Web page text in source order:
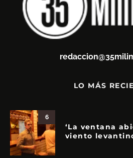
LO MÁS
6
‘La ventana
viento